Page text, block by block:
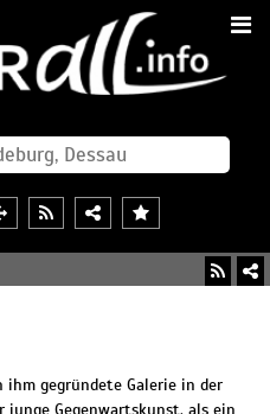
ihm gegründete Galerie in der